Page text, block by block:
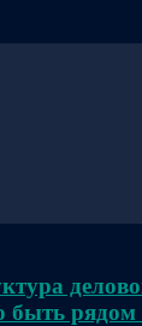
быть рядом